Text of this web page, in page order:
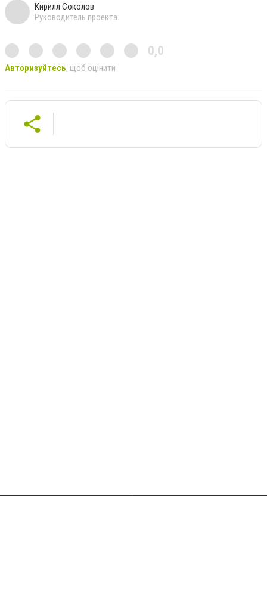
Кирилл Соколов
Руководитель проекта
0,0
Авторизуйтесь, щоб оцінити